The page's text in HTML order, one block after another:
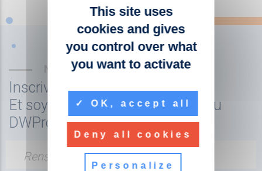
NEWSLETTER
Inscrivez-vous à la newsletter
Et soyez tenu au courant de l'actu
DWPro
Renseignez votre adresse email
This site uses
cookies and gives
you control over what
you want to activate
OK, accept all
Deny all cookies
Personalize